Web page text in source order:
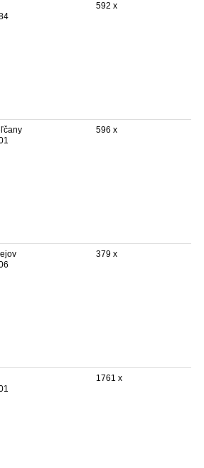
592 x
596 x
379 x
1761 x